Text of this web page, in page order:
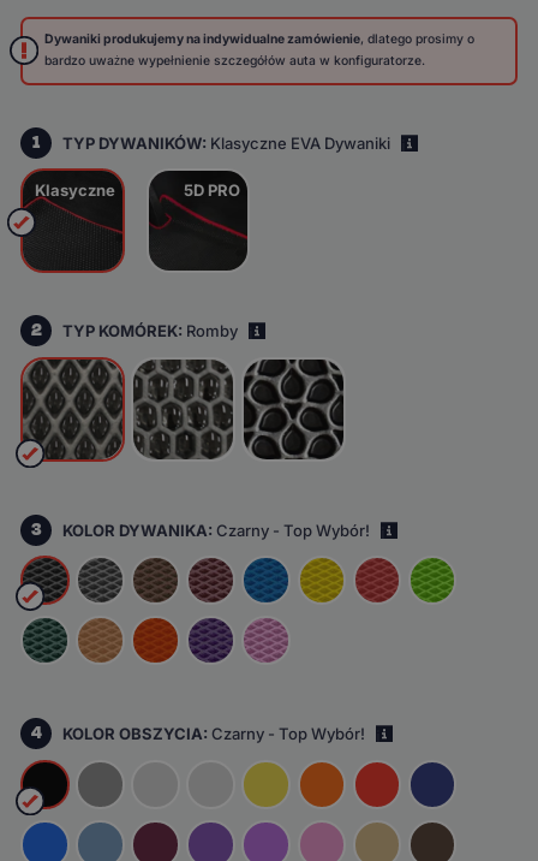
Dywaniki produkujemy na indywidualne zamówienie, dlatego prosimy o
bardzo uważne wypełnienie szczegółów auta w konfiguratorze.
1 TYP DYWANIKÓW: Klasyczne EVA Dywaniki
Klasyczne 5D PRO
2 TYP KOMÓREK: Romby
3 KOLOR DYWANIKA:Czarny - Top Wybór!
4 KOLOR OBSZYCIA:Czarny - Top Wybór!